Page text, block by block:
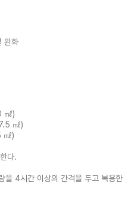
완화
㎖)
㎖)
㎖)
다.
을 4시간 이상의 간격을 두고 복용한